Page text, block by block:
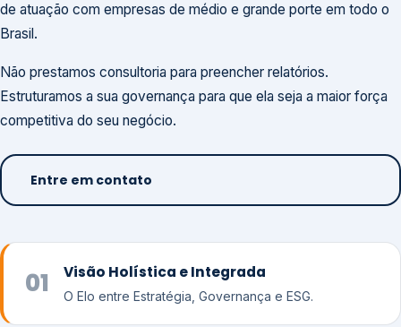
de atuação com empresas de médio e grande porte em todo o
Brasil.
Não prestamos consultoria para preencher relatórios.
Estruturamos a sua governança para que ela seja a maior força
competitiva do seu negócio.
Entre em contato
01 Visão Holística e Integrada
O Elo entre Estratégia, Governança e ESG.